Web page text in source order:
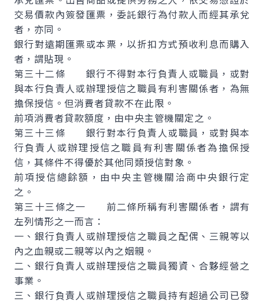
交易價款內簽發匯票，委託銀行為付款人而經其承兌
者，亦同。
銀行對遠期匯票或本票，以折扣方式預收利息而購入
者，謂貼現。
第三十二條 銀行不得對本行負責人或職員，或對
與本行負責人或辦理授信之職員有利害關係者，為無
擔保授信。但消費者貸款不在此限。
前項消費者貸款額度，由中央主管機關定之。
第三十三條 銀行對本行負責人或職員，或對與本
行負責人或辦理授信之職員有利害關係者為擔保授
信，其條件不得優於其他同類授信對象。
前項授信總餘額，由中央主管機關洽商中央銀行定
之。
第三十三條之一 前二條所稱有利害關係者，謂有
左列情形之一而言：
一、銀行負責人或辦理授信之職員之配偶、三親等以
內之血親或二親等以內之姻親。
二、銀行負責人或辦理授信之職員獨資、合夥經營之
事業。
三、銀行負責人或辦理授信之職員持有超過公司已發